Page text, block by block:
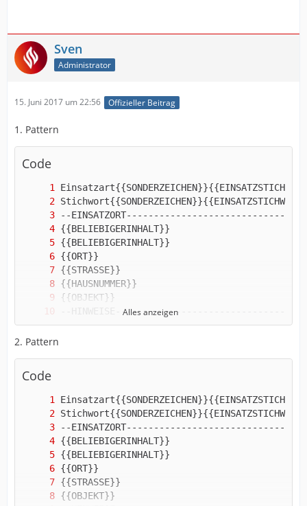
Sven
Administrator
15. Juni 2017 um 22:56 Offizieller Beitrag
1. Pattern
Code
{{BELIEBIGERINHALT}}
Alles anzeigen
2. Pattern
Code